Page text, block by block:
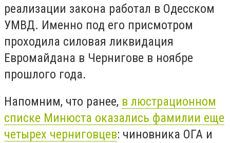
реализации закона работал в Одесском
УМВД. Именно под его присмотром
проходила силовая ликвидация
Евромайдана в Чернигове в ноябре
прошлого года.
Напомним, что ранее, в люстрационном
списке Минюста оказались фамилии еще
четырех черниговцев: чиновника ОГА и